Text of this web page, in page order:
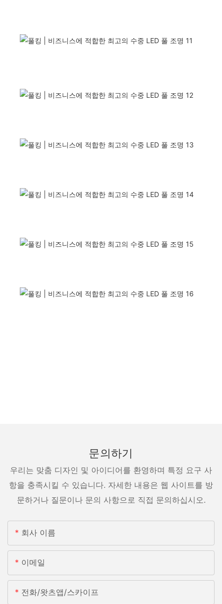
문의하기
우리는 맞춤 디자인 및 아이디어를 환영하며 특정 요구 사
항을 충족시킬 수 있습니다. 자세한 내용은 웹 사이트를 방
문하거나 질문이나 문의 사항으로 직접 문의하십시오.
회사 이름
이메일
전화/왓츠앱/스카이프